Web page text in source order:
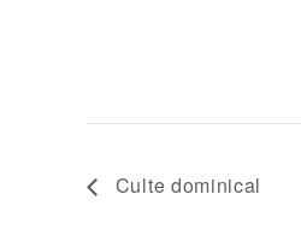
Culte dominical